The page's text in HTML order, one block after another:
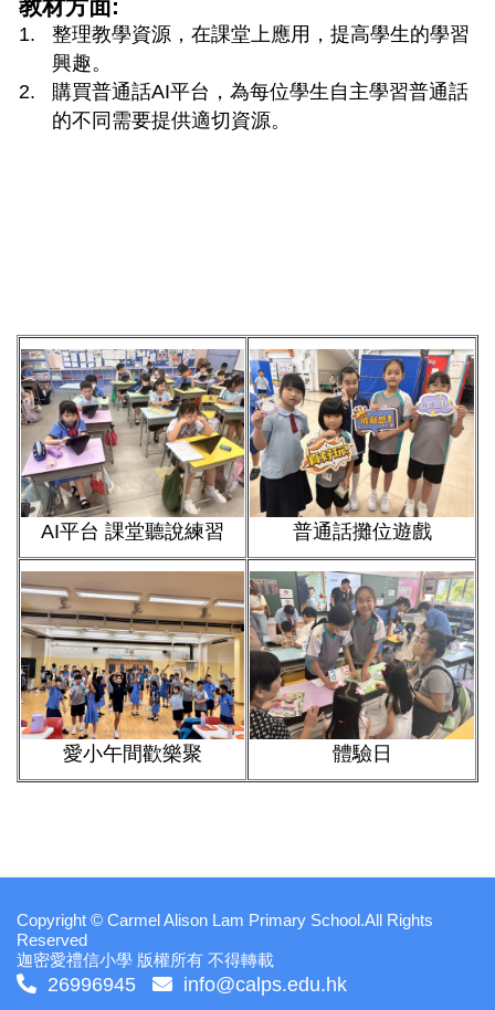
教材方面:
整理教學資源，在課堂上應用，提高學生的學習
興趣。
購買普通話AI平台，為每位學生自主學習普通話
的不同需要提供適切資源。
AI平台 課堂聽說練習 普通話攤位遊戲
愛小午間歡樂聚 體驗日
Copyright © Carmel Alison Lam Primary School.All Rights
Reserved
迦密愛禮信小學 版權所有 不得轉載
26996945 info@calps.edu.hk